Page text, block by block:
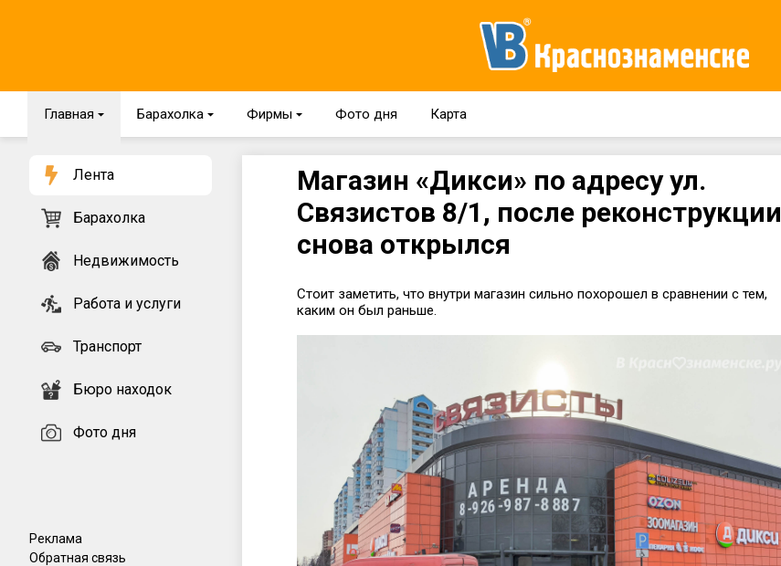
Главная { Барахолка { Фирмы { Фото дня Карта
Лента
Барахолка
Недвижимость
Работа и услуги
Транспорт
Бюро находок
Фото дня
Реклама
Обратная связь
Магазин «Дикси» по адресу ул.
Связистов 8/1, после реконструкции
снова открылся
Стоит заметить, что внутри магазин сильно похорошел в сравнении с тем,
каким он был раньше.